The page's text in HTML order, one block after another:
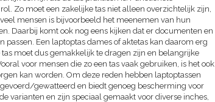
Zo moet een zakelijke tas niet alleen overzichtelijk zijn,
mensen is bijvoorbeeld het meenemen van hun
Daarbij komt ook nog eens kijken dat er documenten en
passen. Een laptoptas dames of aktetas kan daarom erg
moet dus gemakkelijk te dragen zijn en belangrijke
voor mensen die zo een tas vaak gebruiken, is het ook
kan worden. Om deze reden hebben laptoptassen
gewatteerd en biedt genoeg bescherming voor
varianten en zijn speciaal gemaakt voor diverse inches,